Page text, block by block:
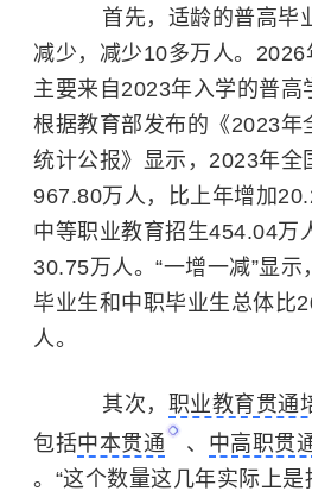
首先，适龄的普高毕
减少，减少10多万人。
主要来自2023年入学的普高
根据教育部发布的《2023年
统计公报》显示，2023年全
967.80万人，比上年增加
中等职业教育招生454.04万
30.75万人。“一增一减”显
毕业生和中职毕业生总体比
人。
其次， 职业教育贯通
包括中本贯通 、 中高职贯
。“这个数量这几年实际上是